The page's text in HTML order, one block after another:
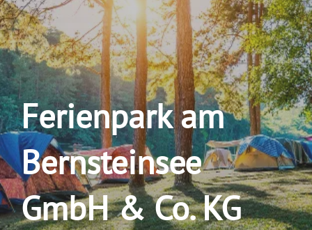
Ferienpark am
Bernsteinsee
GmbH & Co. KG